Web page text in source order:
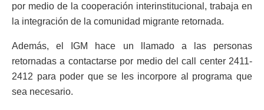
por medio de la cooperación interinstitucional, trabaja en
la integración de la comunidad migrante retornada.
Además, el IGM hace un llamado a las personas
retornadas a contactarse por medio del call center 2411-
2412 para poder que se les incorpore al programa que
sea necesario.